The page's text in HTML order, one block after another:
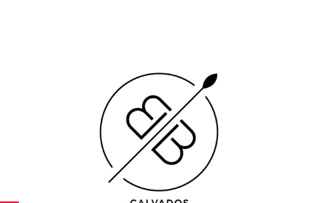
BRANDBOOK CALVADOS
2023